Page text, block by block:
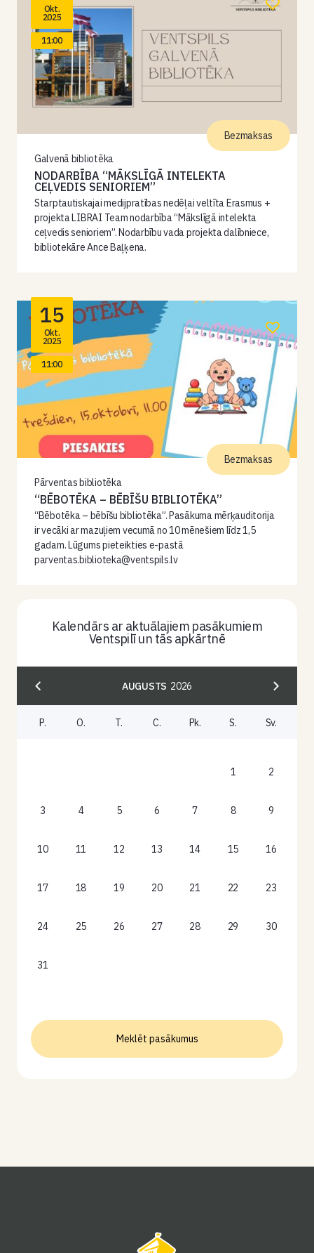
Okt.
2025
11:00
Galvenā bibliotēka
NODARBĪBA “MĀKSLĪGĀ INTELEKTA
CEĻVEDIS SENIORIEM”
Starptautiskajai medijpratības nedēļai veltīta Erasmus +
projekta LIBRAI Team nodarbība “Mākslīgā intelekta
ceļvedis senioriem”. Nodarbību vada projekta dalībniece,
bibliotekāre Ance Baļķena.
Bezmaksas
15
Okt.
2025
11:00
Pārventas bibliotēka
“BĒBOTĒKA – BĒBĪŠU BIBLIOTĒKA”
“Bēbotēka – bēbīšu bibliotēka”. Pasākuma mērķauditorija
ir vecāki ar mazuļiem vecumā no 10 mēnešiem līdz 1,5
gadam. Lūgums pieteikties e-pastā
parventas.biblioteka@ventspils.lv
Bezmaksas
Kalendārs ar aktuālajiem pasākumiem
Ventspilī un tās apkārtnē
AUGUSTS 2026
P. O. T. C. Pk. S. Sv.
1 2
3 4 5 6 7 8 9
10 11 12 13 14 15 16
17 18 19 20 21 22 23
24 25 26 27 28 29 30
31
Meklēt pasākumus